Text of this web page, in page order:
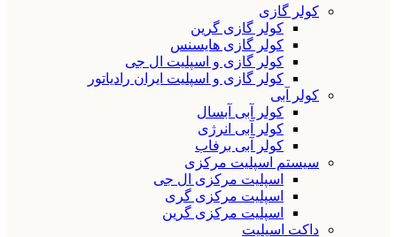
کولر گازی
کولر گازی گرین
کولر گازی هایسنس
کولر گازی و اسپلیت ال جی
کولر گازی و اسپلیت ایران رادیاتور
کولر آبی
کولر آبی آبسال
کولر آبی انرژی
کولر آبی برفاب
سیستم اسپلیت مرکزی
اسپلیت مرکزی ال جی
اسپلیت مرکزی گری
اسپلیت مرکزی گرین
داکت اسپلیت